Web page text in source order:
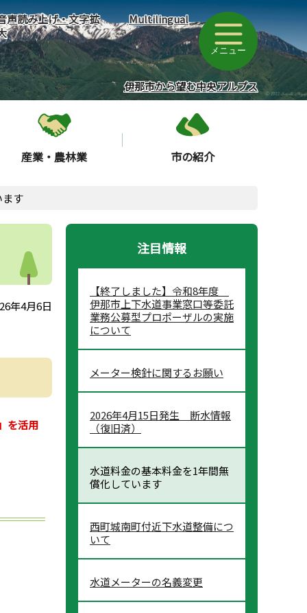
声読み上げ・文字拡
Multilingual
メニュー
伊那市から望む中央アルプス
産業・農林業 市の紹介
ます
年4月6日
を活用
注目情報
【終了しました】令和8年度
伊那市上下水道事業窓口等委託
業務公募型プロポーザルの実施
について
メーター検針に関するお願い
2026年4月15日発生 断水情報
（復旧済）
水道料金の基本料金を1年間無
償化しています
西町城南町付近下水道整備につ
いて
水道メーターの名義変更